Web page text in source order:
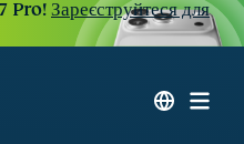
Pro!Зареєструйтеся для